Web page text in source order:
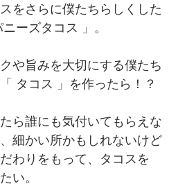
をさらに僕たちらしくした
ニーズタコス 」。
や旨みを大切にする僕たち
タコス 」を作ったら！？
ら誰にも気付いてもらえな
細かい所かもしれないけど
わりをもって、タコスを
い。